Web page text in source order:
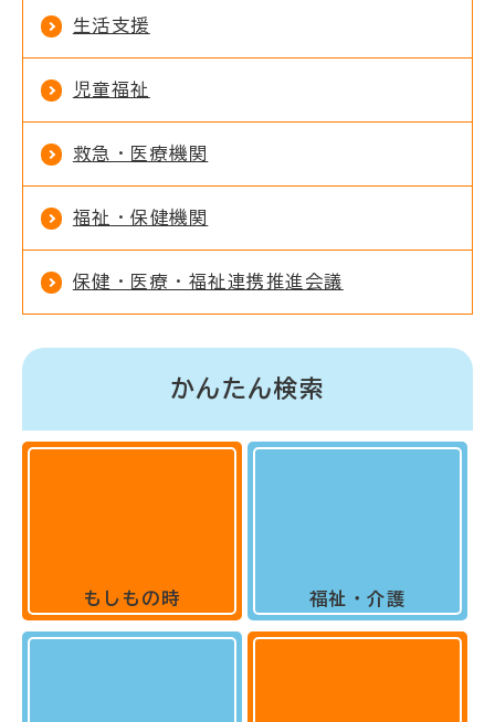
生活支援
児童福祉
救急・医療機関
福祉・保健機関
保健・医療・福祉連携推進会議
かんたん検索
もしもの時 福祉・介護